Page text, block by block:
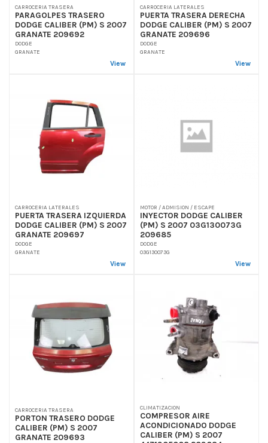
CARROCERIA TRASERA
PARAGOLPES TRASERO
DODGE CALIBER (PM) S 2007
GRANATE 209692
DODGE
GRANATE
View
CARROCERIA LATERALES
PUERTA TRASERA DERECHA
DODGE CALIBER (PM) S 2007
GRANATE 209696
DODGE
GRANATE
View
CARROCERIA LATERALES
PUERTA TRASERA IZQUIERDA
DODGE CALIBER (PM) S 2007
GRANATE 209697
DODGE
GRANATE
View
MOTOR / ADMISION / ESCAPE
INYECTOR DODGE CALIBER
(PM) S 2007 03G130073G
209685
DODGE
03G130073G
View
CARROCERIA TRASERA
PORTON TRASERO DODGE
CALIBER (PM) S 2007
GRANATE 209693
CLIMATIZACION
COMPRESOR AIRE
ACONDICIONADO DODGE
CALIBER (PM) S 2007